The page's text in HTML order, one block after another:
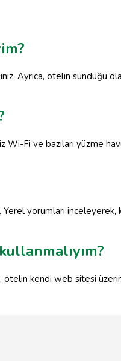
Ayrıca, otelin sunduğu
Fi ve bazıları yüzme
yorumları
otelin kendi web sitesi